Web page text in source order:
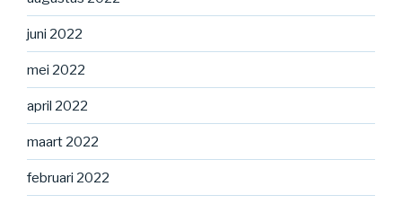
juni 2022
mei 2022
april 2022
maart 2022
februari 2022